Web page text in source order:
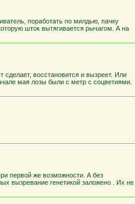
поработать по милдью, пачку
шток вытягивается рычагом. А на
восстановится и вызреет. Или
мая лозы были с метр с соцветиями.
первой же возможности. А без
вызревание генетикой заложено . Их не